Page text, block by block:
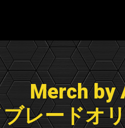
Merch by
レードオ